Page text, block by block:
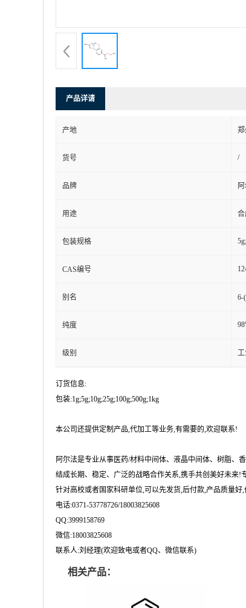
产品详请
产地 郑
货号 /
品牌
用途
包装规格
CAS编号
别名 6-
纯度
级别 工
订货信息:
包装:1g;5g;10g;25g;100g;500g;1kg
本公司还提供定制产品,代加工等业务,有需要的,欢迎联系!
阿尔法是专业从事医药/材料中间体、液晶中间体、树脂、
结成长期、稳定、广泛的战略合作关系,携手共创美好未来!
针对高校或者国家科研单位,可以先发货,后付款,产品质量
电话:0371-53778726/18003825608
QQ:3999158769
微信:18003825608
联系人:刘经理(欢迎致电或者QQ、微信联系)
相关产品：